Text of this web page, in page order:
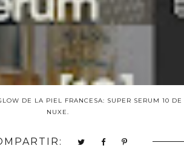
DE LA PIEL FRANCESA: SUPER SERUM 10 DE
NUXE.